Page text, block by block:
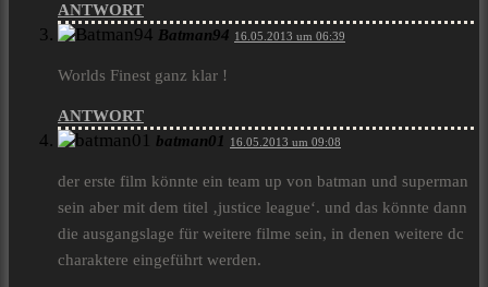
ANTWORT
Batman94 16.05.2013 um 06:39
Worlds Finest ganz klar !
ANTWORT
batman01 16.05.2013 um 09:08
der erste film könnte ein team up von batman und superman
sein aber mit dem titel ‚justice league‘. und das könnte dann
die ausgangslage für weitere filme sein, in denen weitere dc
charaktere eingeführt werden.